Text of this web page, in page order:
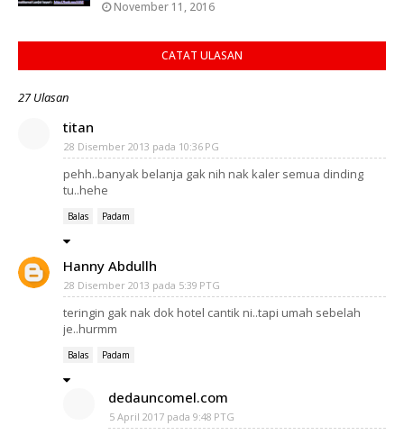
November 11, 2016
CATAT ULASAN
27 Ulasan
titan
28 Disember 2013 pada 10:36 PG
pehh..banyak belanja gak nih nak kaler semua dinding
tu..hehe
Balas Padam
Hanny Abdullh
28 Disember 2013 pada 5:39 PTG
teringin gak nak dok hotel cantik ni..tapi umah sebelah
je..hurmm
Balas Padam
dedauncomel.com
5 April 2017 pada 9:48 PTG